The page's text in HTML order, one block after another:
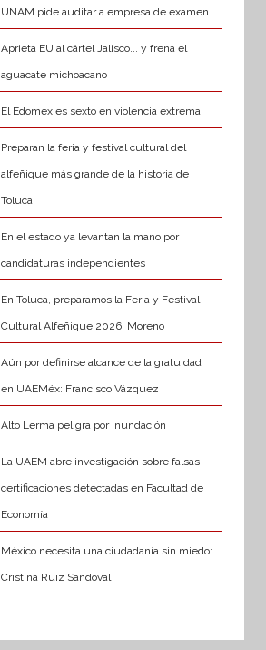
UNAM pide auditar a empresa de examen
Aprieta EU al cártel Jalisco... y frena el
aguacate michoacano
El Edomex es sexto en violencia extrema
Preparan la feria y festival cultural del
alfeñique más grande de la historia de
Toluca
En el estado ya levantan la mano por
candidaturas independientes
En Toluca, preparamos la Feria y Festival
Cultural Alfeñique 2026: Moreno
Aún por definirse alcance de la gratuidad
en UAEMéx: Francisco Vázquez
Alto Lerma peligra por inundación
La UAEM abre investigación sobre falsas
certificaciones detectadas en Facultad de
Economía
México necesita una ciudadanía sin miedo:
Cristina Ruiz Sandoval